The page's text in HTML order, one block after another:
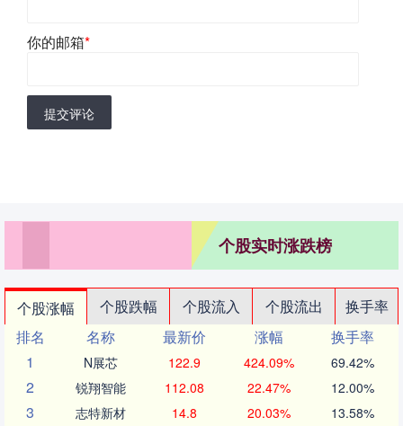
你的邮箱*
提交评论
个股实时涨跌榜
个股涨幅 个股跌幅 个股流入 个股流出
换手率
排名
名称 最新价 涨幅
换手率
1
N展芯 122.9 424.09% 69.42%
2 锐翔智能 112.08 22.47% 12.00%
3 志特新材 14.8 20.03% 13.58%